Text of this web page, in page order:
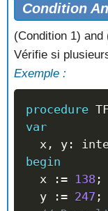
// if nb
end;
Condition
(Condition 1)
Vérifie si
Exemple :
procedure
var
  x
, y :
begin
  x
:= 138 ;
  y
:= 247 ;